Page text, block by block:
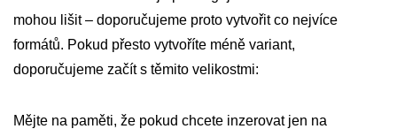
mohou lišit – doporučujeme proto vytvořit co nejvíce
formátů. Pokud přesto vytvoříte méně variant,
doporučujeme začít s těmito velikostmi:
Mějte na paměti, že pokud chcete inzerovat jen na